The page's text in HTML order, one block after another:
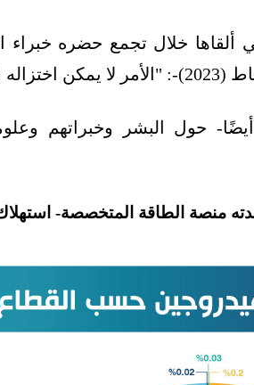
ألقاها خلال تجمع حضره خبراء
حول البشر وخبراتهم
منصة الطاقة المتخصصة-